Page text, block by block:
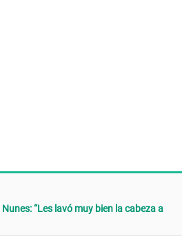
“Les lavó muy bien la cabeza a